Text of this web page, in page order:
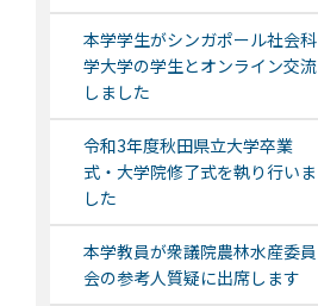
本学学生がシンガポール社会科
学大学の学生とオンライン交流
しました
令和3年度秋田県立大学卒業
式・大学院修了式を執り行いま
した
本学教員が衆議院農林水産委員
会の参考人質疑に出席します